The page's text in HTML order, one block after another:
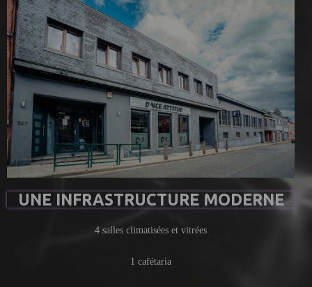
UNE INFRASTRUCTURE MODERNE
4 salles climatisées et vitrées
1 cafétaria